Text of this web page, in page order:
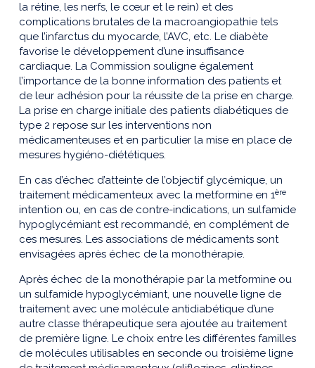
la rétine, les nerfs, le cœur et le rein) et des
complications brutales de la macroangiopathie tels
que l’infarctus du myocarde, l’AVC, etc. Le diabète
favorise le développement d’une insuffisance
cardiaque. La Commission souligne également
l’importance de la bonne information des patients et
de leur adhésion pour la réussite de la prise en charge.
La prise en charge initiale des patients diabétiques de
type 2 repose sur les interventions non
médicamenteuses et en particulier la mise en place de
mesures hygiéno-diététiques.
En cas d’échec d’atteinte de l’objectif glycémique, un
traitement médicamenteux avec la metformine en 1ère
intention ou, en cas de contre-indications, un sulfamide
hypoglycémiant est recommandé, en complément de
ces mesures. Les associations de médicaments sont
envisagées après échec de la monothérapie.
Après échec de la monothérapie par la metformine ou
un sulfamide hypoglycémiant, une nouvelle ligne de
traitement avec une molécule antidiabétique d’une
autre classe thérapeutique sera ajoutée au traitement
de première ligne. Le choix entre les différentes familles
de molécules utilisables en seconde ou troisième ligne